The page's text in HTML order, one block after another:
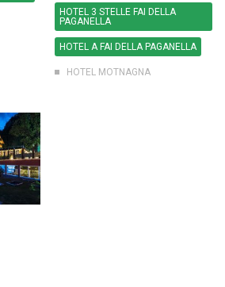
HOTEL 3 STELLE FAI DELLA
PAGANELLA
HOTEL A FAI DELLA PAGANELLA
HOTEL MOTNAGNA